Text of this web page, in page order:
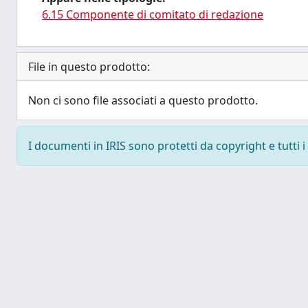
6.15 Componente di comitato di redazione
File in questo prodotto:
Non ci sono file associati a questo prodotto.
I documenti in IRIS sono protetti da copyright e tutti